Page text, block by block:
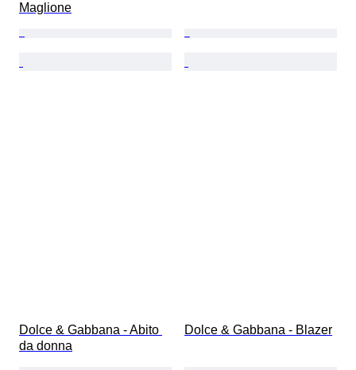
Maglione
Dolce & Gabbana - Abito
da donna
Dolce & Gabbana - Blazer